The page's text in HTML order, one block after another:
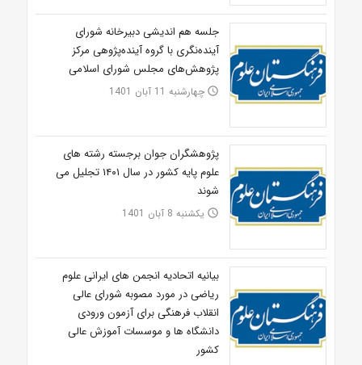
جلسه هم اندیشی دبیرخانه شورای
آینده‌نگری با گروه آینده‌پژوهی مرکز
پژوهش‌های مجلس شورای اسلامی
access_time چهارشنبه 11 آبان 1401
پژوهشگران جوان برجسته رشته های
علوم پایه کشور در سال ۱۴۰۱ تجلیل می
شوند
access_time یکشنبه 8 آبان 1401
بیانیه اتحادیه انجمن های ایرانی علوم
ریاضی در مورد مصوبه شورای عالی
انقلاب فرهنگی برای آزمون ورودی
دانشگاه ها و موسسات آموزش عالی
کشور